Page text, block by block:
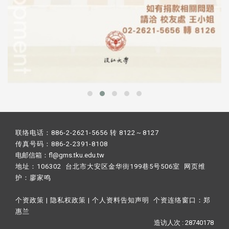
联络电话：886-2-2621-5656 转 8122～8127
传真号码：886-2-2391-8108
电邮信箱：fl@gms.tku.edu.tw
地址：106302 台北市大安区金华街199巷5号506室 网页维
护： 廖家鸣​
个资政策 | 隐私权政策 | 个人资料告知声明 个资连络窗口： 郑
惠兰
造访人次 : 28740178